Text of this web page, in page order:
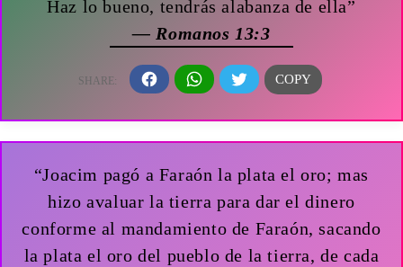
Haz lo bueno, tendrás alabanza de ella”
— Romanos 13:3
“Joacim pagó a Faraón la plata el oro; mas
hizo avaluar la tierra para dar el dinero
conforme al mandamiento de Faraón, sacando
la plata el oro del pueblo de la tierra, de cada